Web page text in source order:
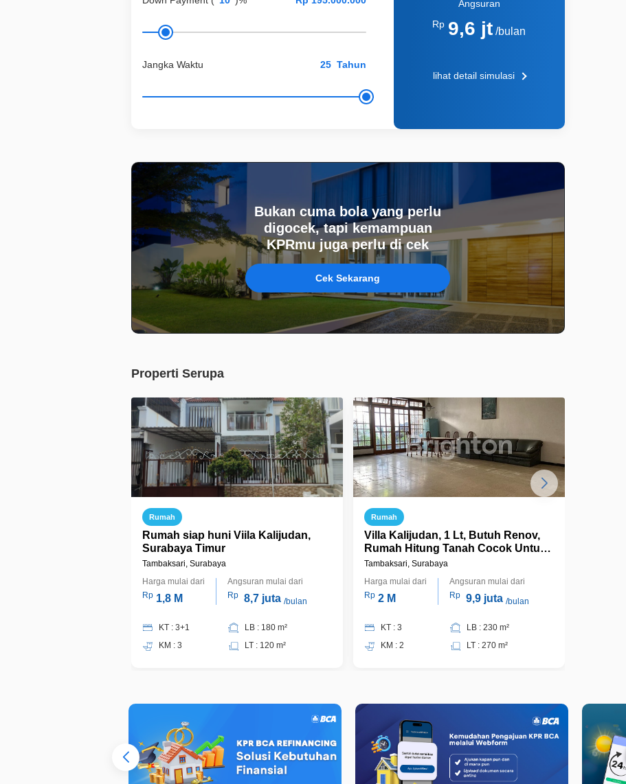
Jangka Waktu Tahun
Angsuran
Rp 9,6 jt /bulan
lihat detail simulasi
Bukan cuma bola yang perlu
digocek, tapi kemampuan
KPRmu juga perlu di cek
Cek Sekarang
Properti Serupa
Rumah
Rumah siap huni Viila Kalijudan,
Surabaya Timur
Tambaksari, Surabaya
Harga mulai dari
Rp 1,8 M
Angsuran mulai dari
Rp 8,7 juta /bulan
KT : 3+1
KM : 3
LB : 180 m²
LT : 120 m²
Rumah
Villa Kalijudan, 1 Lt, Butuh Renov,
Rumah Hitung Tanah Cocok Untuk
Bangun Ulang
Tambaksari, Surabaya
Harga mulai dari
Rp 2 M
Angsuran mulai dari
Rp 9,9 juta /bulan
KT : 3
KM : 2
LB : 230 m²
LT : 270 m²